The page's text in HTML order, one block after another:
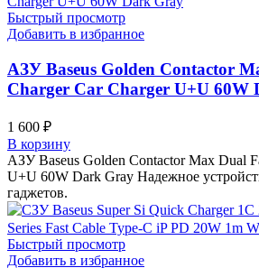
Быстрый просмотр
Добавить в избранное
АЗУ Baseus Golden Contactor
Charger Car Charger U+U 60W
1 600 ₽
В корзину
АЗУ Baseus Golden Contactor Max Dual
U+U 60W Dark Gray Надежное
гаджетов.
Быстрый просмотр
Добавить в избранное